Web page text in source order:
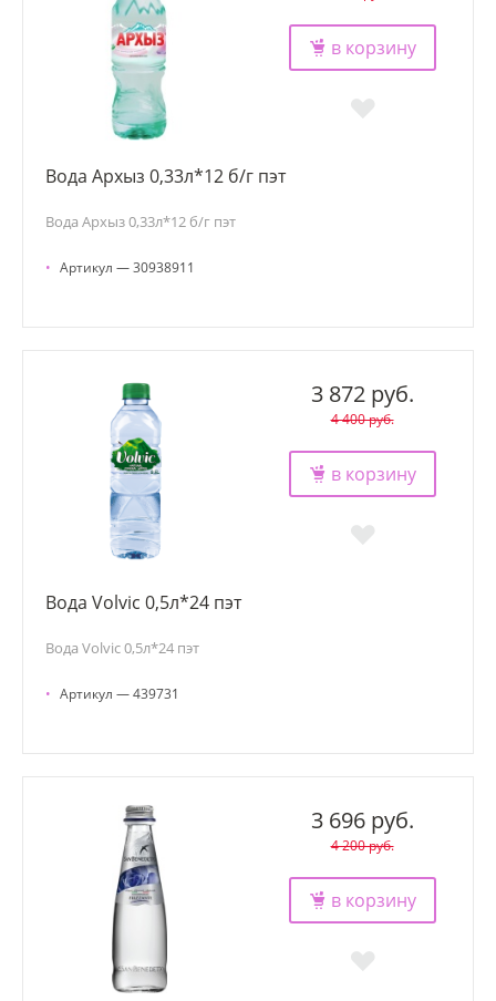
в корзину
Вода Архыз 0,33л*12 б/г пэт
Вода Архыз 0,33л*12 б/г пэт
• Артикул — 30938911
3 872 руб.
4 400 руб.
в корзину
Вода Volvic 0,5л*24 пэт
Вода Volvic 0,5л*24 пэт
• Артикул — 439731
3 696 руб.
4 200 руб.
в корзину